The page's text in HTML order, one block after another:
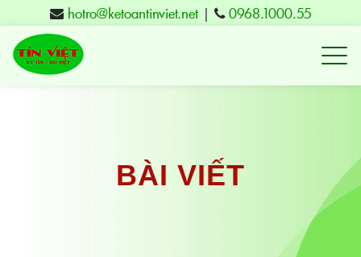
hotro@ketoantinviet.net| 0968.1000.55
Kế
Phú
Yên
BÀI VIẾT